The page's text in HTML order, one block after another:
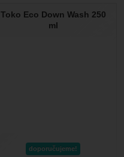
Toko Eco Down Wash 250
ml
doporučujeme!